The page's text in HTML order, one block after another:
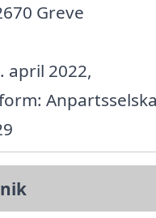
Greve
april 2022,